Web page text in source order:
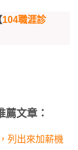
104職涯診
薦文章：
列出來加薪機